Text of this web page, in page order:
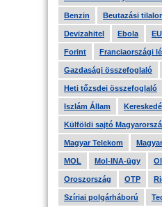
Benzin Beutazási
Devizahitel Ebola
Forint Franciaországi
Gazdasági összefoglaló
Heti tőzsdei összefoglaló
Iszlám Állam
Külföldi sajtó
Magyar Telekom
MOL Mol-INA-ügy
Oroszország OTP
Szíriai polgárháború